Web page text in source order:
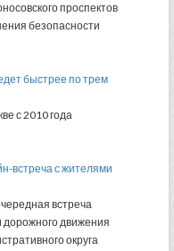
проспектов
безопасности
быстрее по трем
с 2010 года
встреча с жителями
встреча
дорожного движения
округа